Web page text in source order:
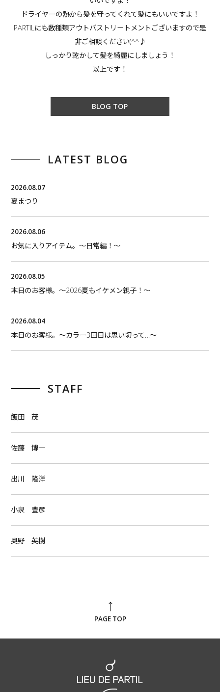
ドライヤーの熱から髪を守ってくれて髪にもいいですよ！
PARTILにも数種類アウトバストリートメントございますので是
非ご相談ください(^^♪
しっかり乾かして髪を綺麗にしましょう！
以上です！
BLOG TOP
LATEST BLOG
2026.08.07
夏まつり
2026.08.06
お気に入りアイテム。〜日常編！〜
2026.08.05
本日のお客様。〜2026夏もイケメン親子！〜
2026.08.04
本日のお客様。〜カラー3回目は思い切って…〜
STAFF
飯田 茂
佐藤 博一
出川 隆洋
小泉 豊彦
奥野 英樹
PAGE TOP